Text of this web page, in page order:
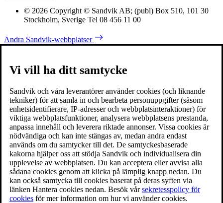
© 2026 Copyright © Sandvik AB; (publ) Box 510, 101 30
Stockholm, Sverige Tel 08 456 11 00
Andra Sandvik-webbplatser
Vi vill ha ditt samtycke
Sandvik och våra leverantörer använder cookies (och liknande
tekniker) för att samla in och bearbeta personuppgifter (såsom
enhetsidentifierare, IP-adresser och webbplatsinteraktioner) för
viktiga webbplatsfunktioner, analysera webbplatsens prestanda,
anpassa innehåll och leverera riktade annonser. Vissa cookies är
nödvändiga och kan inte stängas av, medan andra endast
används om du samtycker till det. De samtyckesbaserade
kakorna hjälper oss att stödja Sandvik och individualisera din
upplevelse av webbplatsen. Du kan acceptera eller avvisa alla
sådana cookies genom att klicka på lämplig knapp nedan. Du
kan också samtycka till cookies baserat på deras syften via
länken Hantera cookies nedan. Besök vårsekretesspolicy för
cookies för mer information om hur vi använder cookies.